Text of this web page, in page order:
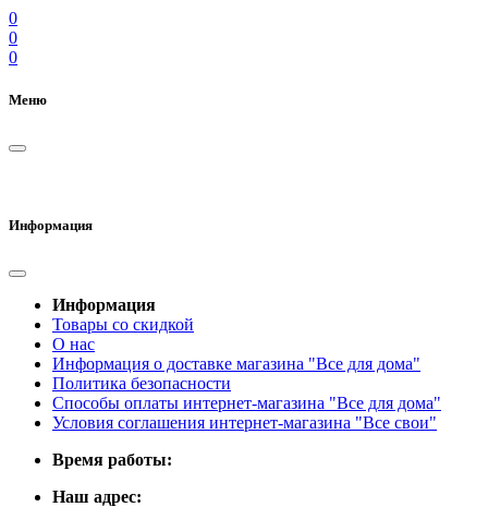
0
0
0
Меню
Информация
Информация
Товары со скидкой
О нас
Информация о доставке магазина "Все для дома"
Политика безопасности
Способы оплаты интернет-магазина "Все для дома"
Условия соглашения интернет-магазина "Все свои"
Время работы:
Наш адрес: